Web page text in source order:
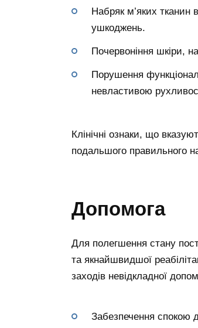
Набряк м’яких тканин
ушкоджень.
Почервоніння шкіри,
Порушення
невластивою
Клінічні ознаки, що
подальшого правильного
Допомога
Для полегшення стану
та якнайшвидшої
заходів невідкладної
Забезпечення спокою